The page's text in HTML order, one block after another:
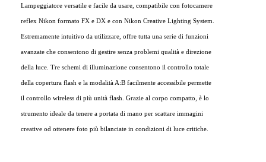
Lampeggiatore versatile e facile da usare, compatibile con fotocamere
reflex Nikon formato FX e DX e con Nikon Creative Lighting System.
Estremamente intuitivo da utilizzare, offre tutta una serie di funzioni
avanzate che consentono di gestire senza problemi qualità e direzione
della luce. Tre schemi di illuminazione consentono il controllo totale
della copertura flash e la modalità A:B facilmente accessibile permette
il controllo wireless di più unità flash. Grazie al corpo compatto, è lo
strumento ideale da tenere a portata di mano per scattare immagini
creative od ottenere foto più bilanciate in condizioni di luce critiche.